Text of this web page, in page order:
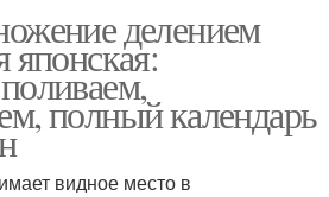
делением
японская:
полный календарь
видное место в